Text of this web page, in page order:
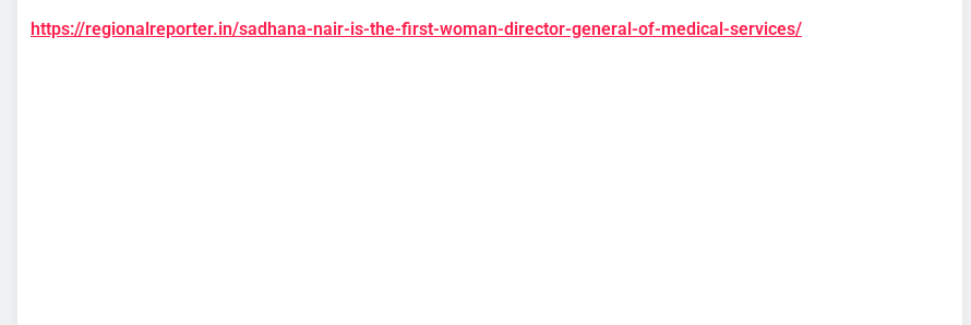
https://regionalreporter.in/sadhana-nair-is-the-first-woman-director-general-of-medical-services/